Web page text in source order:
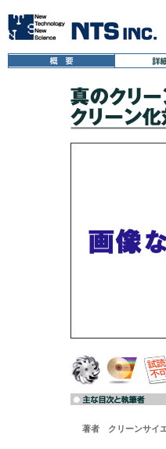
著者 クリーンサイ